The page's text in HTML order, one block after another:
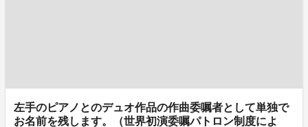
左手のピアノとのデュオ作品の作曲委嘱者として単独で
お名前を残します。（世界初演委嘱パトロン制度によ